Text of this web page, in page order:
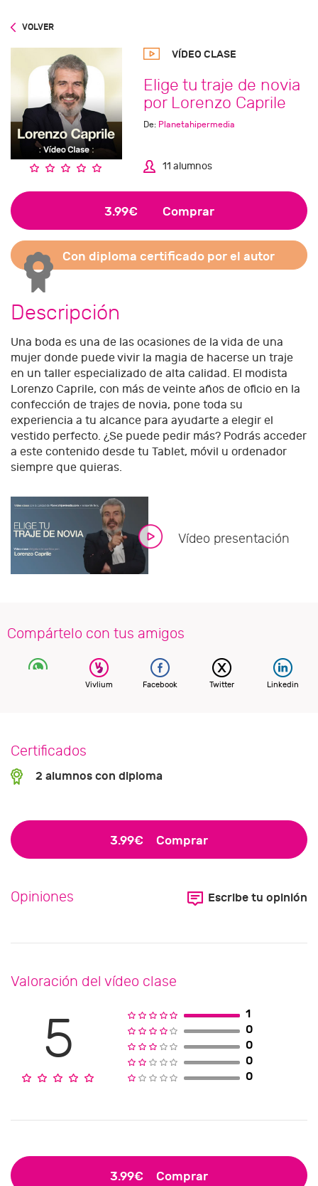
VOLVER
VÍDEO CLASE
Elige tu traje de novia
por Lorenzo Caprile
De: Planetahipermedia
11 alumnos
3.99€ Comprar
Con diploma certificado por el autor
Descripción
Una boda es una de las ocasiones de la vida de una
mujer donde puede vivir la magia de hacerse un traje
en un taller especializado de alta calidad. El modista
Lorenzo Caprile, con más de veinte años de oficio en la
confección de trajes de novia, pone toda su
experiencia a tu alcance para ayudarte a elegir el
vestido perfecto. ¿Se puede pedir más? Podrás acceder
a este contenido desde tu Tablet, móvil u ordenador
siempre que quieras.
Vídeo presentación
Compártelo con tus amigos
Vivlium Facebook Twitter Linkedin
Certificados
2 alumnos con diploma
3.99€ Comprar
Opiniones Escribe tu opinión
Valoración del vídeo clase
5
1
0
0
0
0
3.99€ Comprar